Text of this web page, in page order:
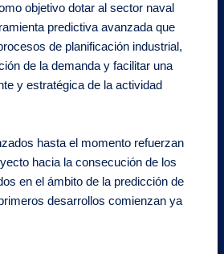
objetivo dotar al sector naval
predictiva avanzada que
de planificación industrial,
de la demanda y facilitar una
y estratégica de la actividad
hasta el momento refuerzan
hacia la consecución de los
en el ámbito de la predicción de
desarrollos comienzan ya